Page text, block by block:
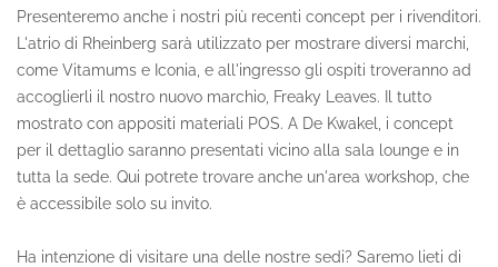
Presenteremo anche i nostri più recenti concept per i rivenditori.
L'atrio di Rheinberg sarà utilizzato per mostrare diversi marchi,
come Vitamums e Iconia, e all'ingresso gli ospiti troveranno ad
accoglierli il nostro nuovo marchio, Freaky Leaves. Il tutto
mostrato con appositi materiali POS. A De Kwakel, i concept
per il dettaglio saranno presentati vicino alla sala lounge e in
tutta la sede. Qui potrete trovare anche un'area workshop, che
è accessibile solo su invito.
Ha intenzione di visitare una delle nostre sedi? Saremo lieti di